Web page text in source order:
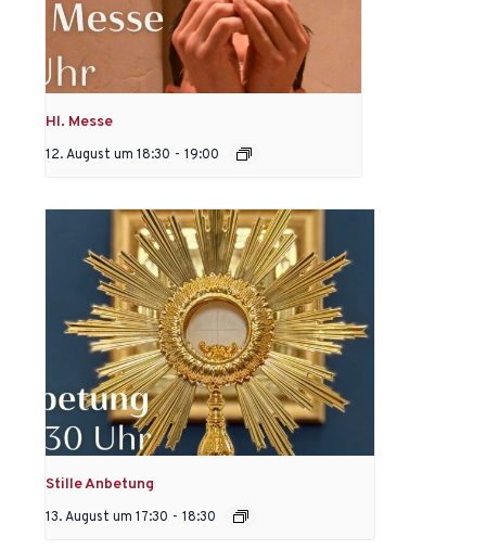
Hl. Messe
12. August um 18:30 - 19:00
Stille Anbetung
13. August um 17:30 - 18:30